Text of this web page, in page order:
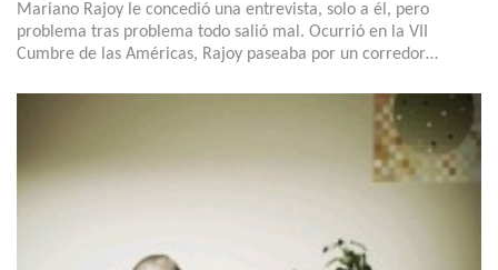
Mariano Rajoy le concedió una entrevista, solo a él, pero
problema tras problema todo salió mal. Ocurrió en la VII
Cumbre de las Américas, Rajoy paseaba por un corredor…